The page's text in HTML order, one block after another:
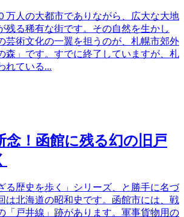
万人の大都市でありながら、広大な大地
残る稀有な街です。その自然を生かし
芸術文化の一翼を担うのが、札幌市郊外
森」です。すでに終了していますが、札
れている...
念！函館に残る幻の旧戸
る歴史を歩く」シリーズ、と勝手に名づ
は北海道の昭和史です。函館市には、戦
「戸井線」跡があります。軍事貨物用の